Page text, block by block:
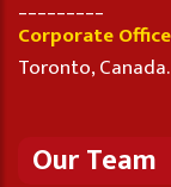
Corporate
Toronto, Canada.
Our Team